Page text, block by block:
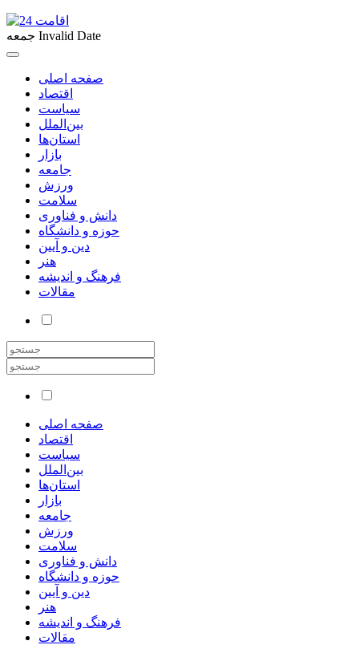
جمعه Invalid Date
صفحه اصلی
اقتصاد
سیاست
بین‌الملل
استان‌ها
بازار
جامعه
ورزش
سلامت
دانش و فناوری
حوزه و دانشگاه
دین و آیین
هنر
فرهنگ و اندیشه
مقالات
صفحه اصلی
اقتصاد
سیاست
بین‌الملل
استان‌ها
بازار
جامعه
ورزش
سلامت
دانش و فناوری
حوزه و دانشگاه
دین و آیین
هنر
فرهنگ و اندیشه
مقالات